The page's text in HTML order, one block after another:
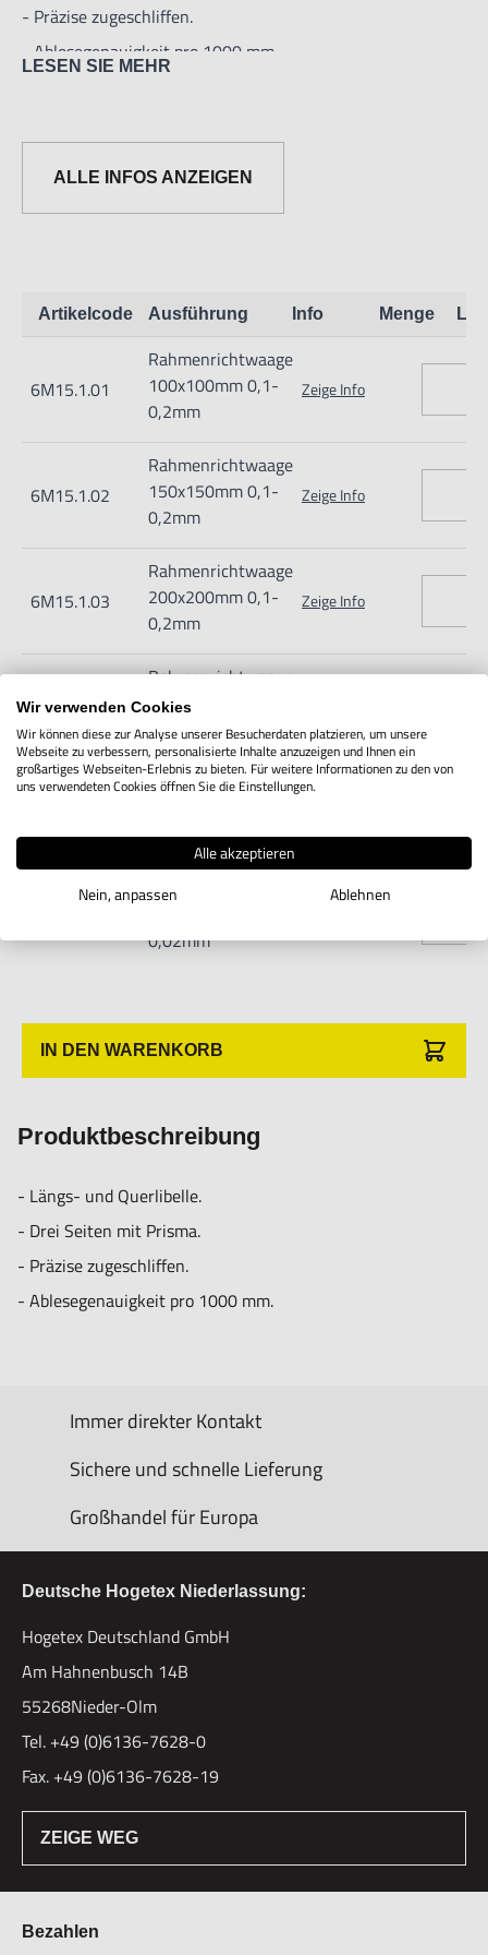
- Präzise zugeschliffen.
- Ablesegenauigkeit pro 1000 mm.
LESEN SIE MEHR
ALLE INFOS ANZEIGEN
Artikelcode Ausführung Info Menge
6M15.1.01
Rahmenrichtwaage
100x100mm 0,1-
0,2mm
Zeige Info
6M15.1.02
Rahmenrichtwaage
150x150mm 0,1-
0,2mm
Zeige Info
6M15.1.03
Rahmenrichtwaage
200x200mm 0,1-
0,2mm
Zeige Info
6M15.2.02
Rahmenrichtwaage
150x150mm
0,02mm
Rahmenrichtwaage
0,02mm
Rahmenrichtwaage
0,02mm
IN DEN WARENKORB
Produktbeschreibung
- Längs- und Querlibelle.
- Drei Seiten mit Prisma.
- Präzise zugeschliffen.
- Ablesegenauigkeit pro 1000 mm.
Immer direkter Kontakt
Sichere und schnelle Lieferung
Großhandel für Europa
Deutsche Hogetex Niederlassung:
Hogetex Deutschland GmbH
Am Hahnenbusch 14B
55268Nieder-Olm
Tel. +49 (0)6136-7628-0
Fax. +49 (0)6136-7628-19
ZEIGE WEG
Bezahlen
Wir verwenden Cookies
Wir können diese zur Analyse unserer Besucherdaten platzieren, um unsere
Webseite zu verbessern, personalisierte Inhalte anzuzeigen und Ihnen ein
großartiges Webseiten-Erlebnis zu bieten. Für weitere Informationen zu den von
uns verwendeten Cookies öffnen Sie die Einstellungen.
Alle akzeptieren
Nein, anpassen
Ablehnen